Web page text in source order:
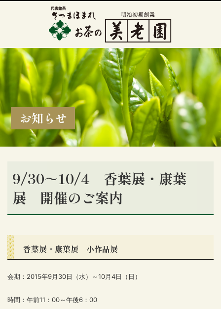
お知らせ
9/30～10/4 香葉展・康葉
展 開催のご案内
香葉展・康葉展 小作品展
会期：2015年9月30日（水）～10月4日（日）
時間：午前11：00～午後6：00